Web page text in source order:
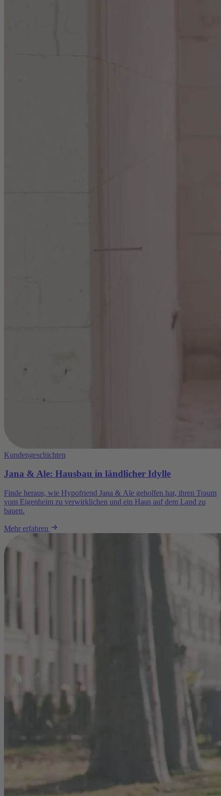
Kundengeschichten
Jana & Ale: Hausbau in ländlicher Idylle
Finde heraus, wie Hypofriend Jana & Ale geholfen hat, ihren Traum
vom Eigenheim zu verwirklichen und ein Haus auf dem Land zu
bauen.
Mehr erfahren